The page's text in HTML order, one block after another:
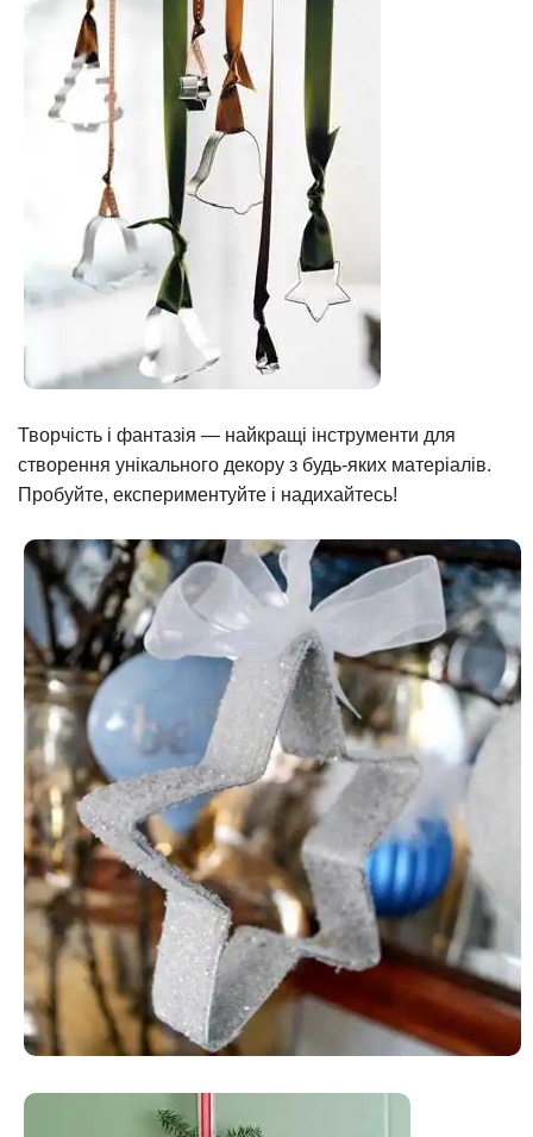
Творчість і фантазія — найкращі інструменти для
створення унікального декору з будь-яких матеріалів.
Пробуйте, експериментуйте і надихайтесь!